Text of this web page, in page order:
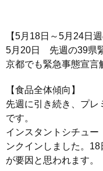
【5月18日～5月24日
5月20日 先週の39県
京都でも緊急事態宣言
【食品全体傾向】
先週に引き続き、プレ
です。
インスタントシチュー
ンクインしました。
が要因と思われます。